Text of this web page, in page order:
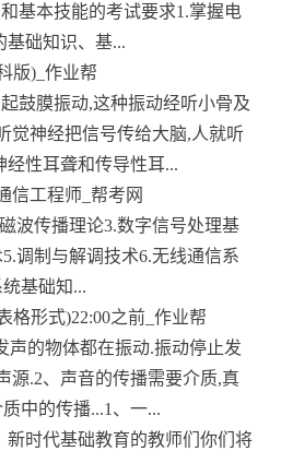
基本技能的考试要求1.掌握电
基础知识、基...
版)_作业帮
鼓膜振动,这种振动经听小骨及
觉神经把信号传给大脑,人就听
经性耳聋和传导性耳...
信工程师_帮考网
波传播理论3.数字信号处理基
调制与解调技术6.无线通信系
基础知...
格形式)22:00之前_作业帮
声的物体都在振动.振动停止发
源.2、声音的传播需要介质,真
中的传播...1、一...
新时代基础教育的教师们你们将